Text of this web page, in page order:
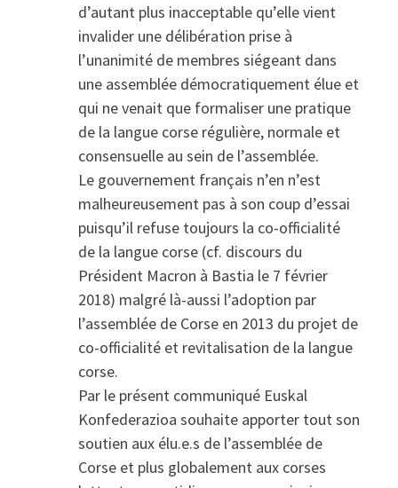
d’autant plus inacceptable qu’elle vient
invalider une délibération prise à
l’unanimité de membres siégeant dans
une assemblée démocratiquement élue et
qui ne venait que formaliser une pratique
de la langue corse régulière, normale et
consensuelle au sein de l’assemblée.
Le gouvernement français n’en n’est
malheureusement pas à son coup d’essai
puisqu’il refuse toujours la co-officialité
de la langue corse (cf. discours du
Président Macron à Bastia le 7 février
2018) malgré là-aussi l’adoption par
l’assemblée de Corse en 2013 du projet de
co-officialité et revitalisation de la langue
corse.
Par le présent communiqué Euskal
Konfederazioa souhaite apporter tout son
soutien aux élu.e.s de l’assemblée de
Corse et plus globalement aux corses